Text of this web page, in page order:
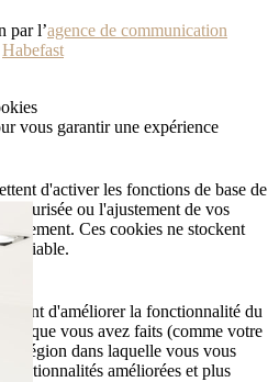
par l’agence de communication
Habefast
vous garantir une expérience
d'activer les fonctions de base de
sécurisée ou l'ajustement de vos
Ces cookies ne stockent
d'améliorer la fonctionnalité du
que vous avez faits (comme votre
la région dans laquelle vous vous
fonctionnalités améliorées et plus